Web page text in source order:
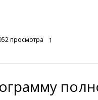
просмотра 1